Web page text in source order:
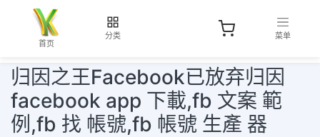
首页
分类 菜单
归因之王Facebook已放弃归因
facebook app 下載,fb 文案 範
例,fb 找 帳號,fb 帳號 生產 器